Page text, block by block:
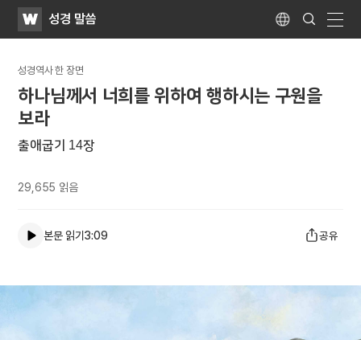
WATV성경 말씀 Language
Search
Submit
성경역사 한 장면
하나님께서 너희를 위하여 행하시는 구원을
보라
출애굽기 14장
29,655 읽음
본문 읽기3:09 공유